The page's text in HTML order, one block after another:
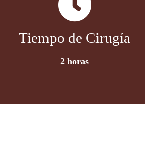
Tiempo de Cirugía
2 horas